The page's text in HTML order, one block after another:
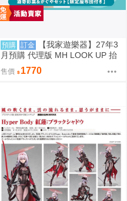
預購 訂金
【我家遊樂器】27年3
月預購 代理版 MH LOOK UP 抬
頭系列 超時空輝夜姬！酒寄彩葉
&輝耀 特典版
售價 1770